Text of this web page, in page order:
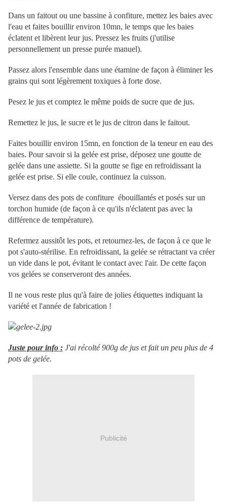
Dans un faitout ou une bassine à confiture, mettez les baies avec
l'eau et faites bouillir environ 10mn, le temps que les baies
éclatent et libèrent leur jus. Pressez les fruits (j'utilise
personnellement un presse purée manuel).
Passez alors l'ensemble dans une étamine de façon à éliminer les
grains qui sont légèrement toxiques à forte dose.
Pesez le jus et comptez le même poids de sucre que de jus.
Remettez le jus, le sucre et le jus de citron dans le faitout.
Faites bouillir environ 15mn, en fonction de la teneur en eau des
baies. Pour savoir si la gelée est prise, déposez une goutte de
gelée dans une assiette. Si la goutte se fige en refroidissant la
gelée est prise. Si elle coule, continuez la cuisson.
Versez dans des pots de confiture ébouillantés et posés sur un
torchon humide (de façon à ce qu'ils n'éclatent pas avec la
différence de température).
Refermez aussitôt les pots, et retournez-les, de façon à ce que le
pot s'auto-stérilise. En refroidissant, la gelée se rétractant va créer
un vide dans le pot, évitant le contact avec l'air. De cette façon
vos gelées se conserveront des années.
Il ne vous reste plus qu'à faire de jolies étiquettes indiquant la
variété et l'année de fabrication !
Juste pour info : J'ai récolté 900g de jus et fait un peu plus de 4
pots de gelée.
Publicité